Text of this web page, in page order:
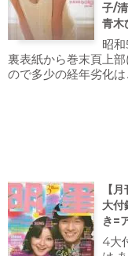
子/
青木
昭
裏表紙から巻末頁上
ので多少の経年劣化は
【
大付
き=
4大